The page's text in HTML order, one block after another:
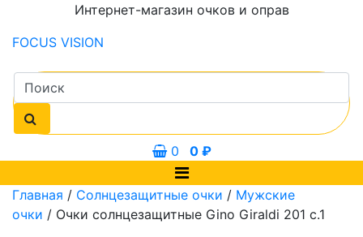
Интернет-магазин очков и оправ
FOCUS VISION
0 0 ₽
Главная / Солнцезащитные очки / Мужские
очки / Очки солнцезащитные Gino Giraldi 201 с.1